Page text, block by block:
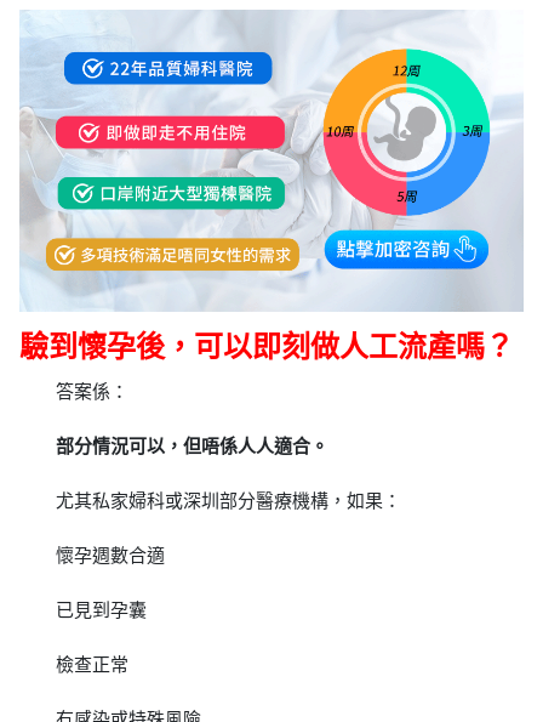
驗到懷孕後，可以即刻做人工流產嗎？
答案係：
部分情況可以，但唔係人人適合。
尤其私家婦科或深圳部分醫療機構，如果：
懷孕週數合適
已見到孕囊
檢查正常